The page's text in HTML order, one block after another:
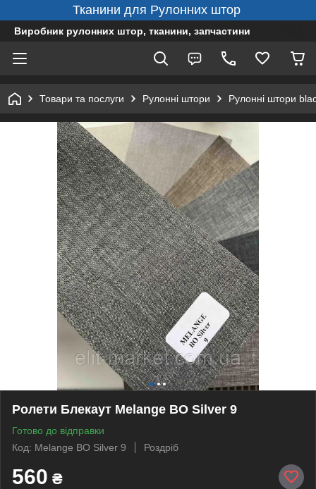
Тканини для Рулонних штор
Виробник рулонних штор, тканини, запчастини
Товари та послуги Рулонні штори Рулонні штори
Ролети Блекаут Melange BO Silver 9
Готово до відправки
Код: Melange BO Silver 9
Роздріб
560 ₴